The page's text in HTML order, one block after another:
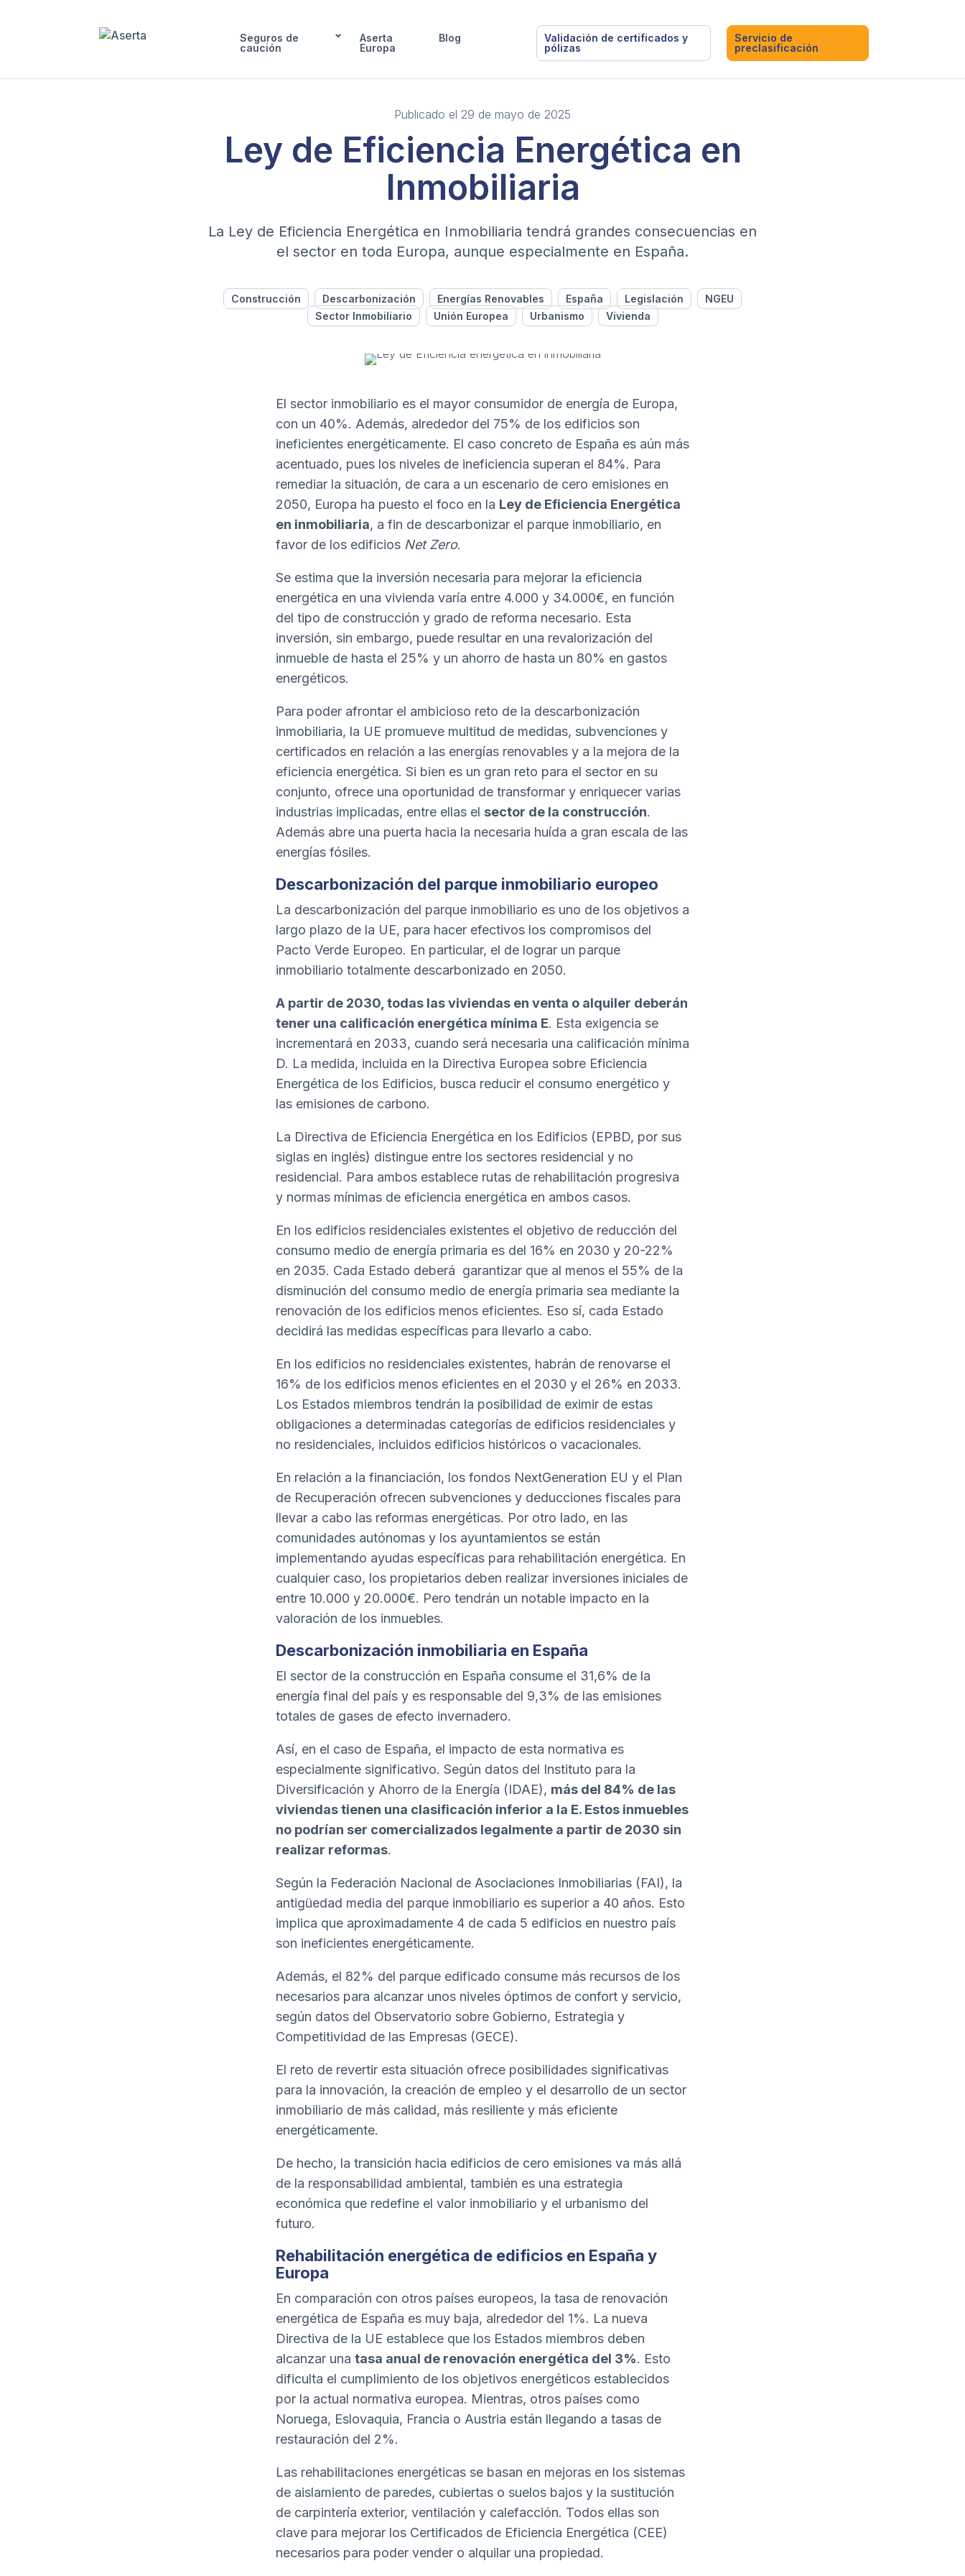
Seguros de
caución
Aserta
Europa
Blog
Validación de certificados y
pólizas
Servicio de
preclasificación
Publicado el 29 de mayo de 2025
Ley de Eficiencia Energética en
Inmobiliaria
La Ley de Eficiencia Energética en Inmobiliaria tendrá grandes consecuencias en
el sector en toda Europa, aunque especialmente en España.
Construcción Descarbonización Energías Renovables España Legislación
NGEU
Sector Inmobiliario
Unión Europea Urbanismo Vivienda
El sector inmobiliario es el mayor consumidor de energía de Europa,
con un 40%. Además, alrededor del 75% de los edificios son
ineficientes energéticamente. El caso concreto de España es aún más
acentuado, pues los niveles de ineficiencia superan el 84%. Para
remediar la situación, de cara a un escenario de cero emisiones en
2050, Europa ha puesto el foco en la Ley de Eficiencia Energética
en inmobiliaria, a fin de descarbonizar el parque inmobiliario, en
favor de los edificios Net Zero.
Se estima que la inversión necesaria para mejorar la eficiencia
energética en una vivienda varía entre 4.000 y 34.000€, en función
del tipo de construcción y grado de reforma necesario. Esta
inversión, sin embargo, puede resultar en una revalorización del
inmueble de hasta el 25% y un ahorro de hasta un 80% en gastos
energéticos.
Para poder afrontar el ambicioso reto de la descarbonización
inmobiliaria, la UE promueve multitud de medidas, subvenciones y
certificados en relación a las energías renovables y a la mejora de la
eficiencia energética. Si bien es un gran reto para el sector en su
conjunto, ofrece una oportunidad de transformar y enriquecer varias
industrias implicadas, entre ellas el sector de la construcción.
Además abre una puerta hacia la necesaria huída a gran escala de las
energías fósiles.
Descarbonización del parque inmobiliario europeo
La descarbonización del parque inmobiliario es uno de los objetivos a
largo plazo de la UE, para hacer efectivos los compromisos del
Pacto Verde Europeo. En particular, el de lograr un parque
inmobiliario totalmente descarbonizado en 2050.
A partir de 2030, todas las viviendas en venta o alquiler deberán
tener una calificación energética mínima E. Esta exigencia se
incrementará en 2033, cuando será necesaria una calificación mínima
D. La medida, incluida en la Directiva Europea sobre Eficiencia
Energética de los Edificios, busca reducir el consumo energético y
las emisiones de carbono.
La Directiva de Eficiencia Energética en los Edificios (EPBD, por sus
siglas en inglés) distingue entre los sectores residencial y no
residencial. Para ambos establece rutas de rehabilitación progresiva
y normas mínimas de eficiencia energética en ambos casos.
En los edificios residenciales existentes el objetivo de reducción del
consumo medio de energía primaria es del 16% en 2030 y 20-22%
en 2035. Cada Estado deberá garantizar que al menos el 55% de la
disminución del consumo medio de energía primaria sea mediante la
renovación de los edificios menos eficientes. Eso sí, cada Estado
decidirá las medidas específicas para llevarlo a cabo.
En los edificios no residenciales existentes, habrán de renovarse el
16% de los edificios menos eficientes en el 2030 y el 26% en 2033.
Los Estados miembros tendrán la posibilidad de eximir de estas
obligaciones a determinadas categorías de edificios residenciales y
no residenciales, incluidos edificios históricos o vacacionales.
En relación a la financiación, los fondos NextGeneration EU y el Plan
de Recuperación ofrecen subvenciones y deducciones fiscales para
llevar a cabo las reformas energéticas. Por otro lado, en las
comunidades autónomas y los ayuntamientos se están
implementando ayudas específicas para rehabilitación energética. En
cualquier caso, los propietarios deben realizar inversiones iniciales de
entre 10.000 y 20.000€. Pero tendrán un notable impacto en la
valoración de los inmuebles.
Descarbonización inmobiliaria en España
El sector de la construcción en España consume el 31,6% de la
energía final del país y es responsable del 9,3% de las emisiones
totales de gases de efecto invernadero.
Así, en el caso de España, el impacto de esta normativa es
especialmente significativo. Según datos del Instituto para la
Diversificación y Ahorro de la Energía (IDAE), más del 84% de las
viviendas tienen una clasificación inferior a la E. Estos inmuebles
no podrían ser comercializados legalmente a partir de 2030 sin
realizar reformas.
Según la Federación Nacional de Asociaciones Inmobiliarias (FAI), la
antigüedad media del parque inmobiliario es superior a 40 años. Esto
implica que aproximadamente 4 de cada 5 edificios en nuestro país
son ineficientes energéticamente.
Además, el 82% del parque edificado consume más recursos de los
necesarios para alcanzar unos niveles óptimos de confort y servicio,
según datos del Observatorio sobre Gobierno, Estrategia y
Competitividad de las Empresas (GECE).
El reto de revertir esta situación ofrece posibilidades significativas
para la innovación, la creación de empleo y el desarrollo de un sector
inmobiliario de más calidad, más resiliente y más eficiente
energéticamente.
De hecho, la transición hacia edificios de cero emisiones va más allá
de la responsabilidad ambiental, también es una estrategia
económica que redefine el valor inmobiliario y el urbanismo del
futuro.
Rehabilitación energética de edificios en España y
Europa
En comparación con otros países europeos, la tasa de renovación
energética de España es muy baja, alrededor del 1%. La nueva
Directiva de la UE establece que los Estados miembros deben
alcanzar una tasa anual de renovación energética del 3%. Esto
dificulta el cumplimiento de los objetivos energéticos establecidos
por la actual normativa europea. Mientras, otros países como
Noruega, Eslovaquia, Francia o Austria están llegando a tasas de
restauración del 2%.
Las rehabilitaciones energéticas se basan en mejoras en los sistemas
de aislamiento de paredes, cubiertas o suelos bajos y la sustitución
de carpintería exterior, ventilación y calefacción. Todos ellas son
clave para mejorar los Certificados de Eficiencia Energética (CEE)
necesarios para poder vender o alquilar una propiedad.